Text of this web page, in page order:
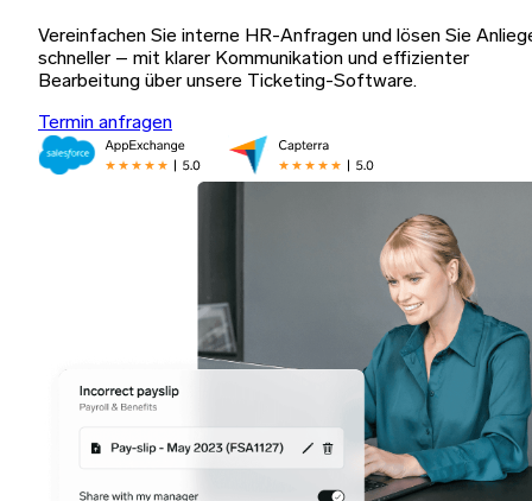
Vereinfachen Sie interne HR-Anfragen und lösen Sie
schneller – mit klarer Kommunikation und effizienter
Bearbeitung über unsere Ticketing-Software.
Termin anfragen